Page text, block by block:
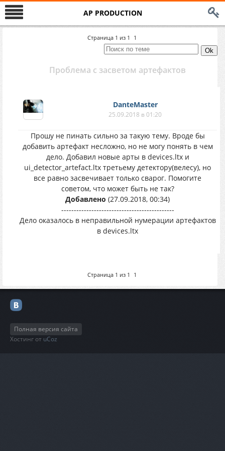
AP PRODUCTION
Страница 1 из 1 1
Проблема с засветом артефактов
DanteMaster
25.09.2018 в 01:20
Прошу не пинать сильно за такую тему. Вроде бы
добавить артефакт несложно, но не могу понять в чем
дело. Добавил новые арты в devices.ltx и
ui_detector_artefact.ltx третьему детектору(велесу), но
все равно засвечивает только сварог. Помогите
советом, что может быть не так?
Добавлено (27.09.2018, 00:34)
---------------------------------------------
Дело оказалось в неправильной нумерации артефактов
в devices.ltx
Страница 1 из 1 1
Полная версия сайта
Хостинг от uCoz